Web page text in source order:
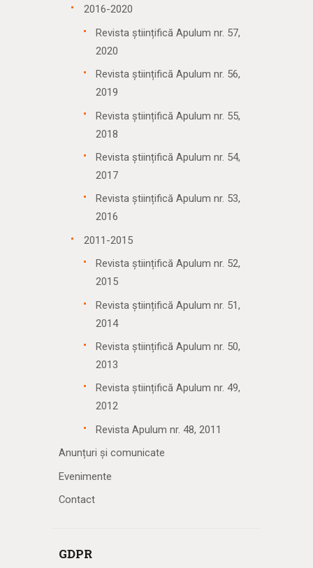
2016-2020
Revista științifică Apulum nr. 57,
2020
Revista științifică Apulum nr. 56,
2019
Revista științifică Apulum nr. 55,
2018
Revista științifică Apulum nr. 54,
2017
Revista științifică Apulum nr. 53,
2016
2011-2015
Revista științifică Apulum nr. 52,
2015
Revista științifică Apulum nr. 51,
2014
Revista științifică Apulum nr. 50,
2013
Revista științifică Apulum nr. 49,
2012
Revista Apulum nr. 48, 2011
Anunțuri și comunicate
Evenimente
Contact
GDPR